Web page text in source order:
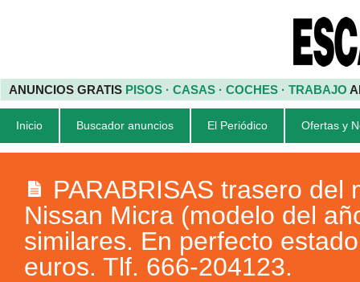
ANUNCIOS GRATIS PISOS · CASAS · COCHES · TRABAJO
Inicio Buscador anuncios El Periódico Ofertas y
PARABRISAS trasero del
Nissan Micra (modelo del
similares. En perfecto
euros. Tlf. 666-204123.